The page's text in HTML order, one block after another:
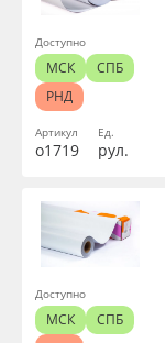
Артикул
о1719
Ед.
рул.
Доступно
МСК
СПБ
РНД
Доступно
МСК
СПБ